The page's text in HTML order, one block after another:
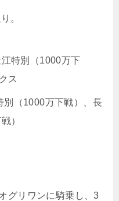
。
特別（1000万下
ス
別（1000万下戦）、長
）
グリワンに騎乗し、3